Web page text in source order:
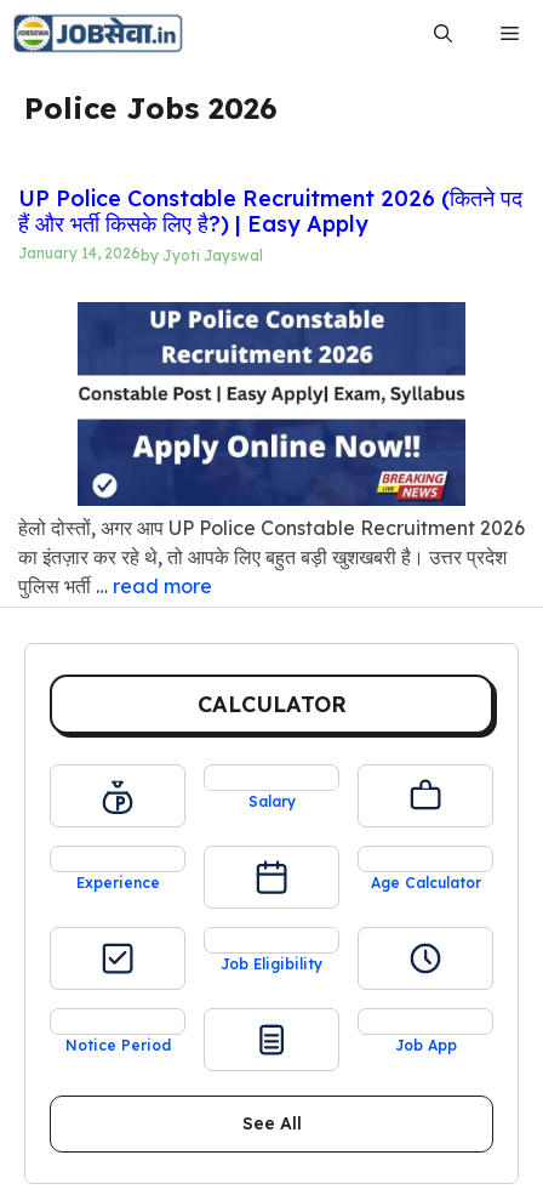
Skip
Police Jobs 2026
UP Police Constable Recruitment 2026 (कितने पद
हैं और भर्ती किसके लिए है?) | Easy Apply
January 14, 2026 by Jyoti Jayswal
हेलो दोस्तों, अगर आप UP Police Constable Recruitment 2026
का इंतज़ार कर रहे थे, तो आपके लिए बहुत बड़ी खुशखबरी है। उत्तर प्रदेश
पुलिस भर्ती … read more
CALCULATOR
Salary
Experience Age Calculator
Job Eligibility
Notice Period Job App
See All